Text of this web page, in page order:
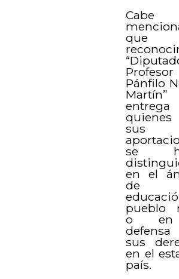
Cabe
Profesor
Pánfilo
sus
se
en el
de
pueblo
o
sus
en el
país.